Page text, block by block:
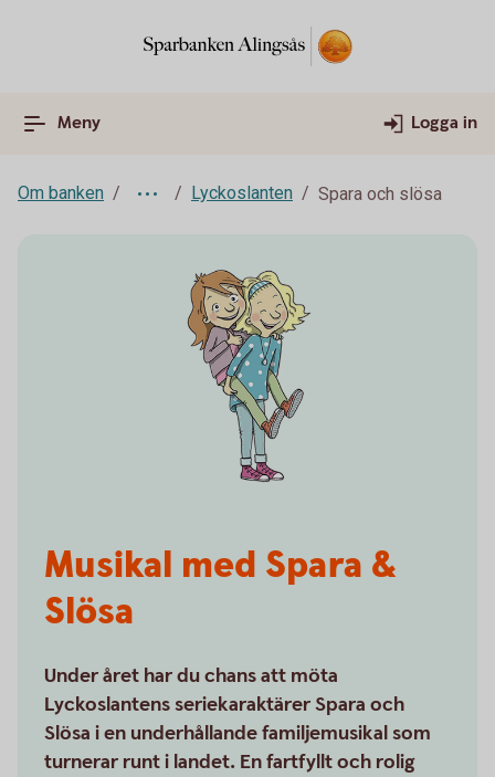
Meny Logga in
Om banken Lyckoslanten Spara och slösa
Musikal med Spara &
Slösa
Under året har du chans att möta
Lyckoslantens seriekaraktärer Spara och
Slösa i en underhållande familjemusikal som
turnerar runt i landet. En fartfyllt och rolig